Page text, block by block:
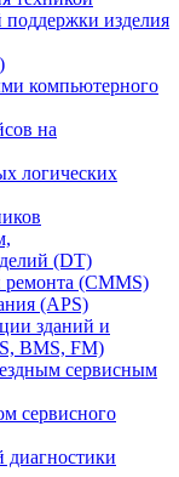
поддержки изделия
компьютерного
на
логических
(DT)
ремонта (CMMS)
(APS)
зданий и
BMS, FM)
сервисным
сервисного